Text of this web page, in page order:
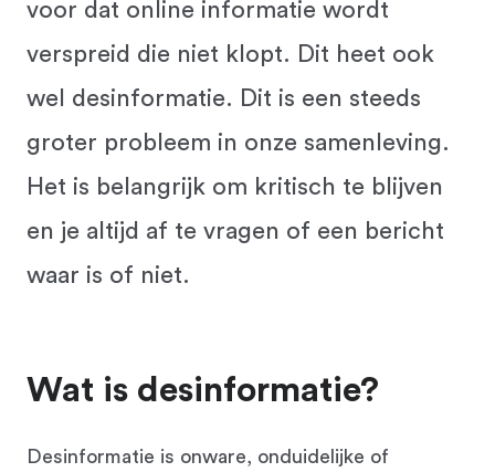
voor dat online informatie wordt
verspreid die niet klopt. Dit heet ook
wel desinformatie. Dit is een steeds
groter probleem in onze samenleving.
Het is belangrijk om kritisch te blijven
en je altijd af te vragen of een bericht
waar is of niet.
Wat is desinformatie?
Desinformatie is onware, onduidelijke of